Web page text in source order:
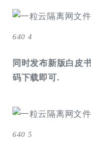
640 4
同时发布新版白皮
码下载即可.
640 5